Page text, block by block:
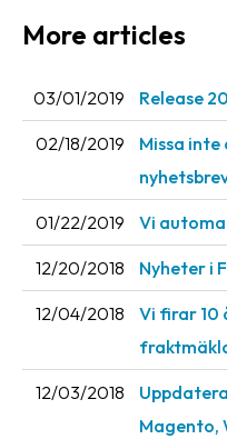
content
More articles
03/01/2019 Release
02/18/2019
Missa
01/22/2019 Vi
12/20/2018 Nyheter i
12/04/2018
Vi firar 10
12/03/2018
Magento,